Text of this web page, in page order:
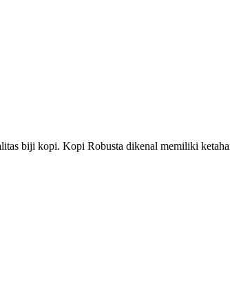
biji kopi. Kopi Robusta dikenal memiliki